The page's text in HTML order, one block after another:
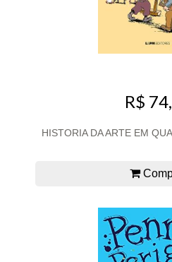
R$
HISTORIA DA ARTE EM